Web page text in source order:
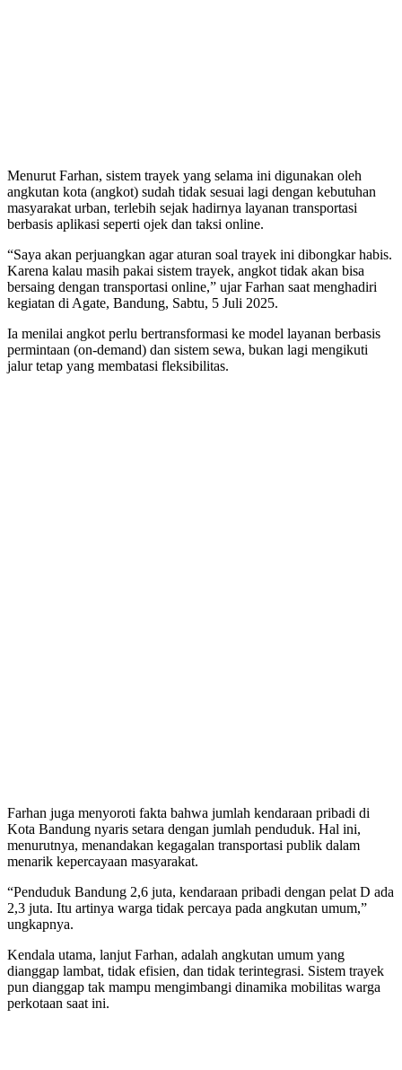
Menurut Farhan, sistem trayek yang selama ini digunakan oleh
angkutan kota (angkot) sudah tidak sesuai lagi dengan kebutuhan
masyarakat urban, terlebih sejak hadirnya layanan transportasi
berbasis aplikasi seperti ojek dan taksi online.
“Saya akan perjuangkan agar aturan soal trayek ini dibongkar habis.
Karena kalau masih pakai sistem trayek, angkot tidak akan bisa
bersaing dengan transportasi online,” ujar Farhan saat menghadiri
kegiatan di Agate, Bandung, Sabtu, 5 Juli 2025.
Ia menilai angkot perlu bertransformasi ke model layanan berbasis
permintaan (on-demand) dan sistem sewa, bukan lagi mengikuti
jalur tetap yang membatasi fleksibilitas.
Farhan juga menyoroti fakta bahwa jumlah kendaraan pribadi di
Kota Bandung nyaris setara dengan jumlah penduduk. Hal ini,
menurutnya, menandakan kegagalan transportasi publik dalam
menarik kepercayaan masyarakat.
“Penduduk Bandung 2,6 juta, kendaraan pribadi dengan pelat D ada
2,3 juta. Itu artinya warga tidak percaya pada angkutan umum,”
ungkapnya.
Kendala utama, lanjut Farhan, adalah angkutan umum yang
dianggap lambat, tidak efisien, dan tidak terintegrasi. Sistem trayek
pun dianggap tak mampu mengimbangi dinamika mobilitas warga
perkotaan saat ini.